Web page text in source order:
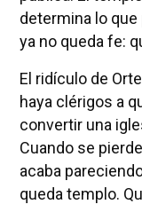
determina lo
ya no queda fe:
El ridículo de
haya clérigos a
convertir una
Cuando se
acaba
queda templo.